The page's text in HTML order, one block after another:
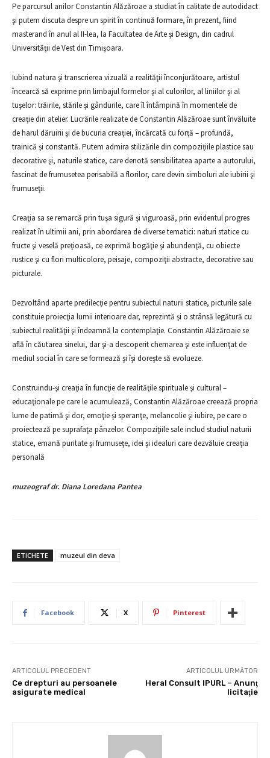
Pe parcursul anilor Constantin Alăzăroae a studiat în calitate de autodidact
şi putem discuta despre un spirit în continuă formare, în prezent, fiind
masterand în anul al II-lea, la Facultatea de Arte şi Design, din cadrul
Universităţii de Vest din Timişoara.
Iubind natura şi transcrierea vizuală a realităţii înconjurătoare, artistul
încearcă să exprime prin limbajul formelor şi al culorilor, al liniilor şi al
tuşelor: trăirile, stările şi gândurile, care îl întâmpină în momentele de
creaţie din atelier. Lucrările realizate de Constantin Alăzăroae sunt învăluite
de harul dăruirii şi de bucuria creaţiei, încărcată cu forţă – profundă,
trainică şi constantă. Putem admira stilizările din compoziţiile plastice sau
decorative şi, naturile statice, care denotă sensibilitatea aparte a autorului,
fascinat de frumusetea perisabilă a florilor, care devin simboluri ale iubirii şi
frumuseţii.
Creaţia sa se remarcă prin tuşa sigură şi viguroasă, prin evidentul progres
realizat în ultimii ani, prin abordarea de diverse tematici: naturi statice cu
fructe şi veselă preţioasă, ce exprimă bogăţie şi abundenţă, cu obiecte
rustice şi cu flori multicolore, peisaje, compoziţii abstracte, decorative sau
picturale.
Dezvoltând aparte predilecţie pentru subiectul naturii statice, picturile sale
constituie proiecţia lumii interioare dar, reprezintă şi o strânsă legătură cu
subiectul realităţii şi îndeamnă la contemplaţie. Constantin Alăzăroaie se
află în căutarea sinelui, dar şi-a descoperit chemarea şi este influenţat de
mediul social în care se formează şi îşi doreşte să evolueze.
Construindu-şi creaţia în funcţie de realităţile spirituale şi cultural –
educaţionale pe care le acumulează, Constantin Alăzăroae creează propria
lume de patimă şi dor, emoţie şi speranţe, melancolie şi iubire, pe care o
proiectează pe suprafaţa pânzelor. Compoziţiile sale includ studiul naturii
statice, emană puritate şi frumuseţe, idei şi idealuri care dezvăluie creaţia
personală
muzeograf dr. Diana Loredana Pantea
ETICHETE muzeul din deva
Facebook X Pinterest
ARTICOLUL PRECEDENT
Ce drepturi au persoanele
asigurate medical
ARTICOLUL URMĂTOR
Heral Consult IPURL – Anunţ
licitaţie